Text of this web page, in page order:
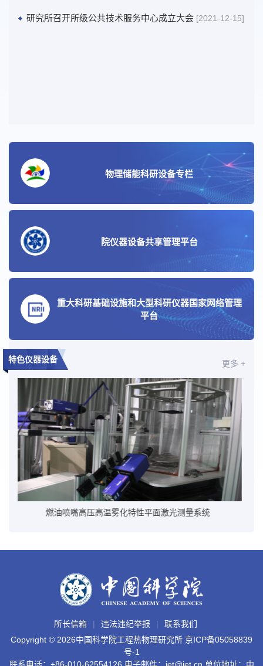
研究所召开所级公共技术服务中心成立大会 [2021-12-15]
物理储能科研设备专栏
院仪器设备共享管理平台
重大科研基础设施和大型科研仪器国家网络管理
平台
特色仪器设备 更多 +
涡轮叶片表面温度测量仪
所长信箱 违法违纪举报
联系我们
Copyright © 2026中国科学院工程热物理研究所 京ICP备05058839
号-1